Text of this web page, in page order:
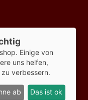
Einige von
uns helfen,
verbessern.
ab Das ist ok